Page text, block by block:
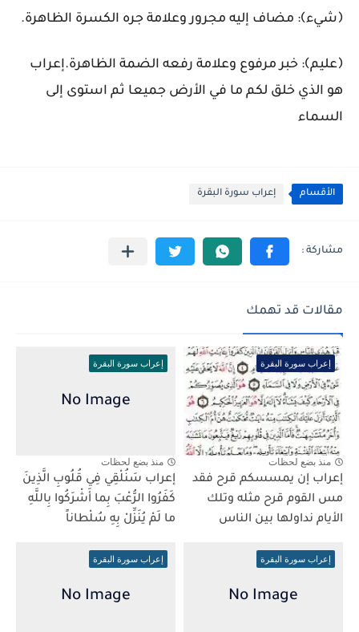
﴿شيء﴾: مضاف إليه مجرور وعلامة جره الكسرة الظاهرة.
﴿عليم﴾: خبر مرفوع وعلامة رفعه الضمة الظاهرة.إعراب
هو الذي خلق لكم ما في الأرض جميعا ثم استوى إلى
السماء
الأقسام إعراب سورة البقرة
مقالات قد تهمك
إعراب سورة البقرة
منذ بضع لحظات
إعراب إن يمسسكم قرح فقد
مس القوم قرح مثله وتلك
الأيام نداولها بين الناس
إعراب سورة البقرة
منذ بضع لحظات
إعراب سَنُلْقِي فِي قُلُوبِ الَّذِينَ
كَفَرُوا الرُّعْبَ بِما أَشْرَكُوا بِاللَّهِ
ما لَمْ يُنَزِّلْ بِهِ سُلْطاناً
إعراب سورة البقرة إعراب سورة البقرة